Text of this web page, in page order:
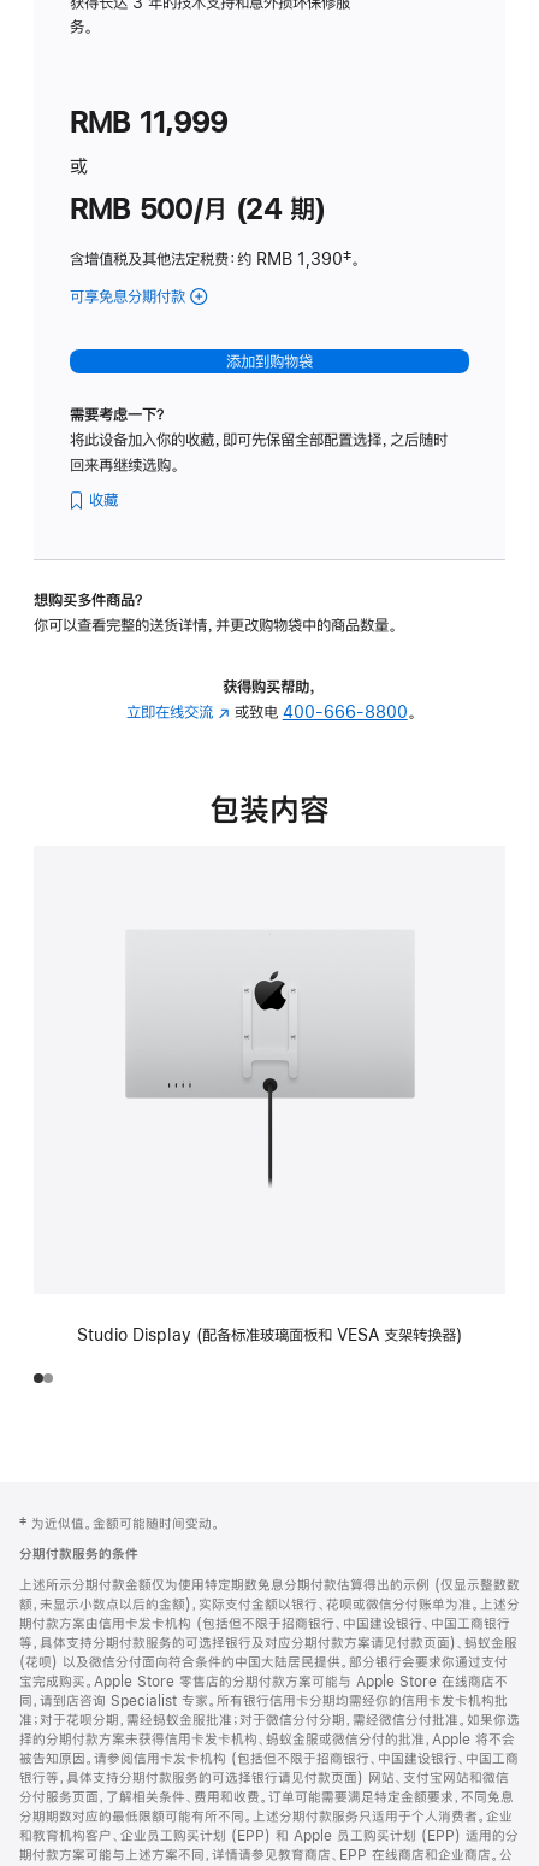
务。
RMB 11,999
或
RMB 500/月 (24 期)
含增值税及其他法定税费：约 RMB 1,390脚
‡。
可享免息分期付款 (Studio
-
标
璃
转
的
添加到购物袋
需要考虑一下？
将此设备加入你的收藏，即可先保留全部配置选择，之后随时
回来再继续选购。
收藏
想购买多件商品？
你可以查看完整的送货详情，并更改购物袋中的商品数量。
获得购买帮助，
立即在线交流 (在
中
或致电 400-666-8800。
包装内容
Studio Display (配备标准玻璃面板和 VESA 支架转换器)
页
页
脚
注
‡ 为近似值。金额可能随时间变动。
分期付款服务的条件
上述所示分期付款金额仅为使用特定期数免息分期付款估算得出的示例 (仅显示整数数
额，未显示小数点以后的金额)，实际支付金额以银行、花呗或微信分付账单为准。上述分
期付款方案由信用卡发卡机构 (包括但不限于招商银行、中国建设银行、中国工商银行
等，具体支持分期付款服务的可选择银行及对应分期付款方案请见付款页面)、蚂蚁金服
(花呗) 以及微信分付面向符合条件的中国大陆居民提供。部分银行会要求你通过支付
宝完成购买。Apple Store 零售店的分期付款方案可能与 Apple Store 在线商店不
同，请到店咨询 Specialist 专家。所有银行信用卡分期均需经你的信用卡发卡机构批
准；对于花呗分期，需经蚂蚁金服批准；对于微信分付分期，需经微信分付批准。如果你选
择的分期付款方案未获得信用卡发卡机构、蚂蚁金服或微信分付的批准，Apple 将不会
被告知原因。请参阅信用卡发卡机构 (包括但不限于招商银行、中国建设银行、中国工商
银行等，具体支持分期付款服务的可选择银行请见付款页面) 网站、支付宝网站和微信
分付服务页面，了解相关条件、费用和收费。订单可能需要满足特定金额要求，不同免息
分期期数对应的最低限额可能有所不同。上述分期付款服务只适用于个人消费者。企业
和教育机构客户、企业员工购买计划 (EPP) 和 Apple 员工购买计划 (EPP) 适用的分
期付款方案可能与上述方案不同，详情请参见教育商店、EPP 在线商店和企业商店。公